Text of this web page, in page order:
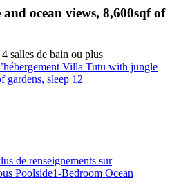
ocean views, 8,600sqf of
4 salles de bain ou plus
Villa Tutu with jungle
gardens, sleep 12
de renseignements sur
Poolside1-Bedroom Ocean